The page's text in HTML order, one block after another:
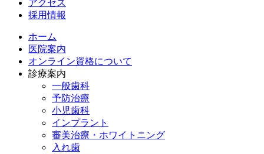
アクセス
採用情報
ホーム
医院案内
オンライン資格について
診療案内
一般歯科
予防治療
小児歯科
インプラント
審美治療・ホワイトニング
入れ歯